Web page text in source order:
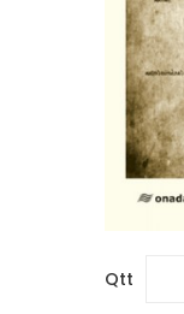
Qtt